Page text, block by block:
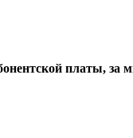
платы, за